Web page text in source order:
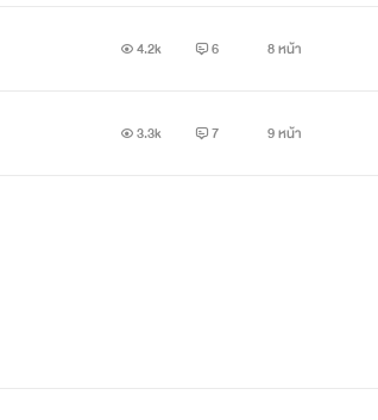
4.2k 6 8 หน้า
3.3k 7 9 หน้า